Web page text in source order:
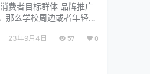
费者目标群体 品牌推广
那么学校周边或者年轻人
23年9月4日 57 0